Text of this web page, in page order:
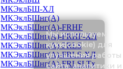
МКЭклБШ-ХЛ
МКЭклБШнг(А)
МКЭклБШнг(А)-FRHF
МКЭклБШнг(А)-FRHF-ХЛ
МКЭклБШнг(А)-FRLS
МКЭклБШнг(А)-FRLS-ХЛ
МКЭклБШнг(А)-FRLSLTx
Мы используем
куки(cookie) для
улучшения работы
сайта, аналитики и